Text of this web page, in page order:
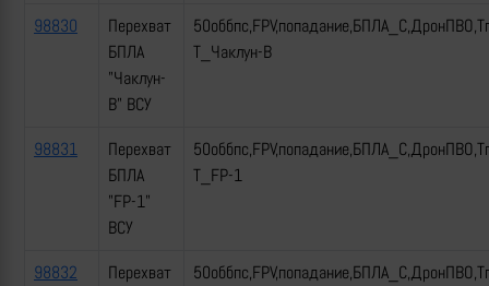
98830
Перехват
БПЛА
"Чаклун-
В" ВСУ
Т_Чаклун-В
98831
Перехват
БПЛА
"FP-1"
ВСУ
Т_FP-1
98832
Перехват